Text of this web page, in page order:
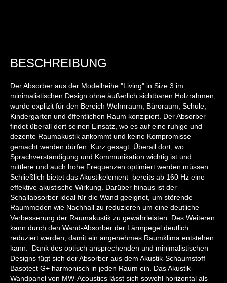
BESCHREIBUNG
Der Absorber aus der Modellreihe "Living" in Size 3 im
minimalistischen Design ohne äußerlich sichtbaren Holzrahmen,
wurde explizit für den Bereich Wohnraum, Büroraum, Schule,
Kindergarten und öffentlichen Raum konzipiert. Der Absorber
findet überall dort seinen Einsatz, wo es auf eine ruhige und
dezente Raumakustik ankommt und keine Kompromisse
gemacht werden dürfen. Kurz gesagt: Überall dort, wo
Sprachverständigung und Kommunikation wichtig ist und
mittlere und auch hohe Frequenzen optimiert werden müssen.
Schließlich bietet das Akustikelement bereits ab 160 Hz eine
effektive akustische Wirkung. Darüber hinaus ist der
Schallabsorber ideal für die Wand geeignet, um störende
Raummoden wie Nachhall zu reduzieren um eine deutliche
Verbesserung der Raumakustik zu gewährleisten. Des Weiteren
kann durch den Wand-Absorber der Lärmpegel deutlich
reduziert werden, damit ein angenehmes Raumklima entstehen
kann. Dank des optisch ansprechenden und minimalistischen
Designs fügt sich der Absorber aus dem Akustik-Schaumstoff
Basotect G+ harmonisch in jeden Raum ein. Das Akustik-
Wandpanel von MW-Acoustics lässt sich sowohl horizontal als